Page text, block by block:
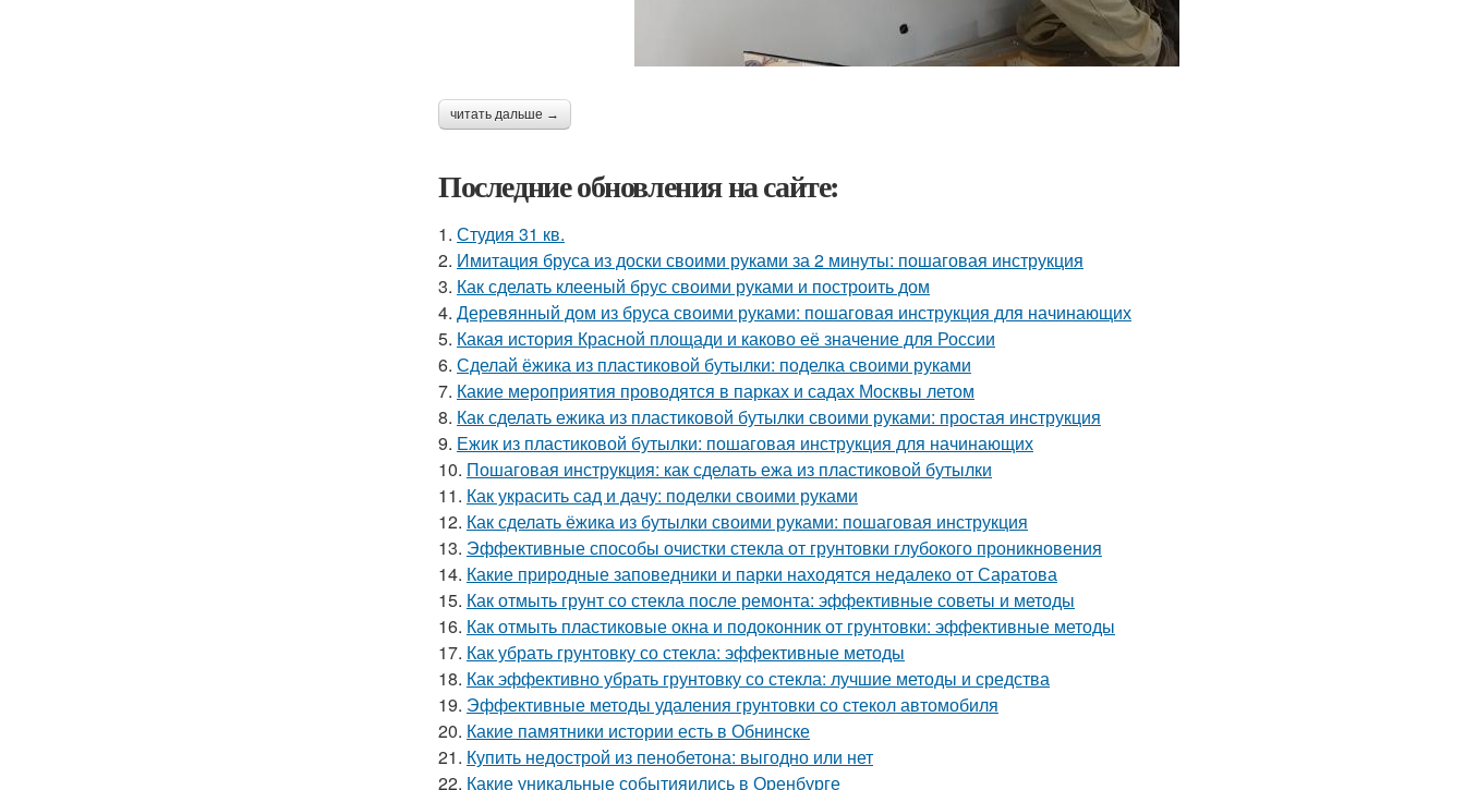
читать дальше →
Последние обновления на сайте:
1. Студия 31 кв.
2. Имитация бруса из доски своими руками за 2 минуты: пошаговая инструкция
3. Как сделать клееный брус своими руками и построить дом
4. Деревянный дом из бруса своими руками: пошаговая инструкция для начинающих
5. Какая история Красной площади и каково её значение для России
6. Сделай ёжика из пластиковой бутылки: поделка своими руками
7. Какие мероприятия проводятся в парках и садах Москвы летом
8. Как сделать ежика из пластиковой бутылки своими руками: простая инструкция
9. Ежик из пластиковой бутылки: пошаговая инструкция для начинающих
10. Пошаговая инструкция: как сделать ежа из пластиковой бутылки
11. Как украсить сад и дачу: поделки своими руками
12. Как сделать ёжика из бутылки своими руками: пошаговая инструкция
13. Эффективные способы очистки стекла от грунтовки глубокого проникновения
14. Какие природные заповедники и парки находятся недалеко от Саратова
15. Как отмыть грунт со стекла после ремонта: эффективные советы и методы
16. Как отмыть пластиковые окна и подоконник от грунтовки: эффективные методы
17. Как убрать грунтовку со стекла: эффективные методы
18. Как эффективно убрать грунтовку со стекла: лучшие методы и средства
19. Эффективные методы удаления грунтовки со стекол автомобиля
20. Какие памятники истории есть в Обнинске
21. Купить недострой из пенобетона: выгодно или нет
22. Какие уникальные событияились в Оренбурге